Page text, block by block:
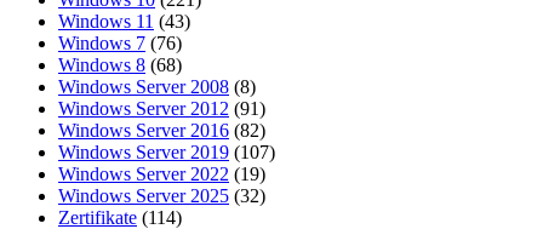
Windows 11 (43)
Windows 7 (76)
Windows 8 (68)
Windows Server 2008 (8)
Windows Server 2012 (91)
Windows Server 2016 (82)
Windows Server 2019 (107)
Windows Server 2022 (19)
Windows Server 2025 (32)
Zertifikate (114)